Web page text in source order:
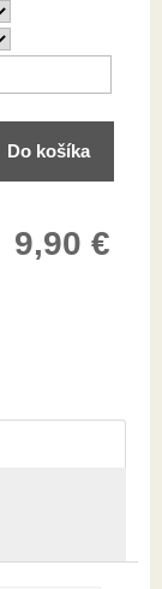
Do košíka
9,90 €